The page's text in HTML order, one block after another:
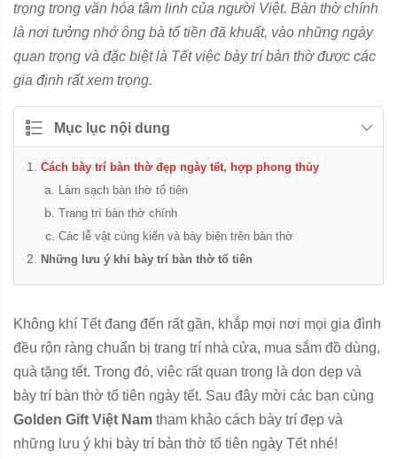
trọng trong văn hóa tâm linh của người Việt. Bàn thờ chính
là nơi tưởng nhớ ông bà tổ tiền đã khuất, vào những ngày
quan trọng và đặc biệt là Tết việc bày trí bàn thờ được các
gia định rất xem trọng.
Mục lục nội dung
Cách bày trí bàn thờ đẹp ngày tết, hợp phong thủy
Làm sạch bàn thờ tổ tiên
Trang trí bàn thờ chính
Các lễ vật cúng kiến và bày biện trên bàn thờ
Những lưu ý khi bày trí bàn thờ tổ tiên
Không khí Tết đang đến rất gần, khắp mọi nơi mọi gia đình
đều rộn ràng chuẩn bị trang trí nhà cửa, mua sắm đồ dùng,
quà tặng tết. Trong đó, việc rất quan trọng là dọn dẹp và
bày trí bàn thờ tổ tiên ngày tết. Sau đây mời các bạn cùng
Golden Gift Việt Nam tham khảo cách bày trí đẹp và
những lưu ý khi bày trí bàn thờ tổ tiên ngày Tết nhé!